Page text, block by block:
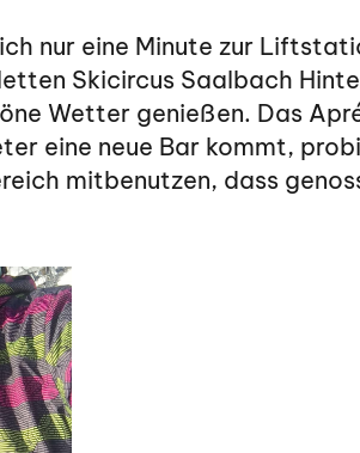
nur eine Minute zur
Skicircus Saalbach
Wetter genießen. Das
eine neue Bar kommt,
mitbenutzen, dass